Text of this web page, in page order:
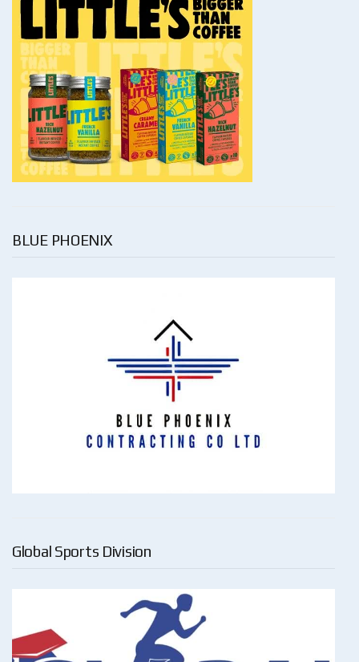
BLUE PHOENIX
Global Sports Division